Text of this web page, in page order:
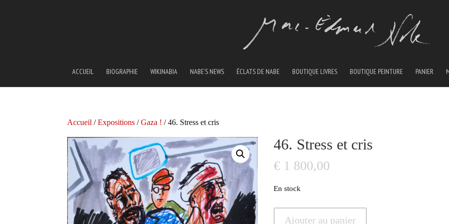
ACCUEIL BIOGRAPHIE WIKINABIA NABE’S NEWS ÉCLATS DE NABE BOUTIQUE LIVRES BOUTIQUE PEINTURE PANIER
Accueil /Expositions /Gaza ! / 46. Stress et cris
46. Stress et cris
€ 1 800,00
En stock
Ajouter au panier